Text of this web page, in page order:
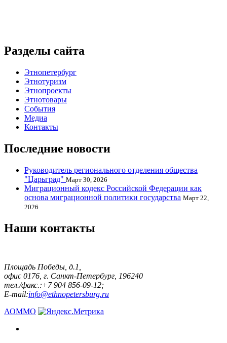
Разделы сайта
Этнопетербург
Этнотуризм
Этнопроекты
Этнотовары
События
Медиа
Контакты
Последние новости
Руководитель регионального отделения общества
"Царьград" Март 30, 2026
Миграционный кодекс Российской Федерации как
основа миграционной политики государства Март 22,
2026
Наши контакты
Площадь Победы, д.1,
офис 0176, г. Санкт-Петербург, 196240
тел./факс.:+7 904 856-09-12;
E-mail:info@ethnopetersburg.ru
АОММО